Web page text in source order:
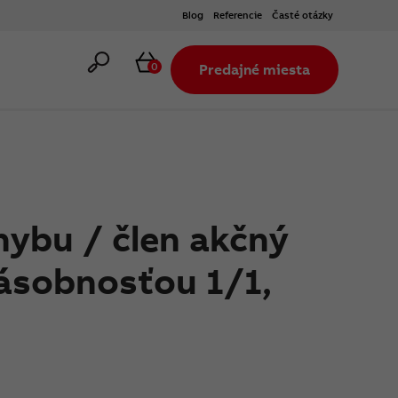
Blog Referencie Časté otázky
Hľadať Košík
0 Predajné miesta
/ člen akčný
1/1,